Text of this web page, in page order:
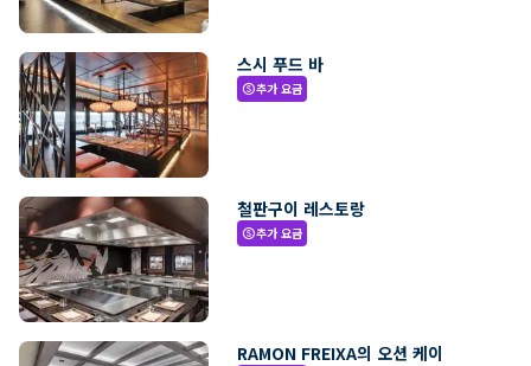
스시 푸드 바
paid추가 요금
철판구이 레스토랑
paid추가 요금
RAMON FREIXA의 오션 케이